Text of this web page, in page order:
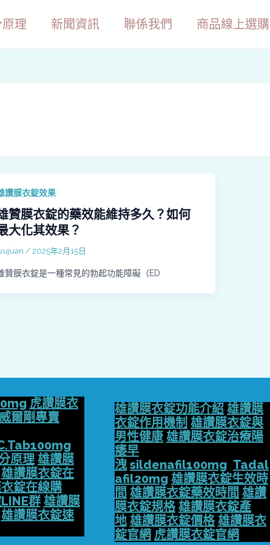
理 新聞資訊 聯係我們 商品線上選購
讚膜衣錠效果
贊膜衣錠的藥效能維持多久？如何
大化其效果？
/2025年2月15日
贊膜衣錠是一種常見的勃起功能障礙（ED
虎讚膜衣
爾剛專賣
原理 雄讚膜
雄讚膜衣錠在
錠在線購
群 雄讚膜
雄讚膜衣錠速
雄讚膜衣錠功能介紹 雄讚膜
衣錠作用機制 雄讚膜衣錠與
男性健康 雄讚膜衣錠治療陽
痿早
洩 sildenafil100mg Tadal
afil20mg 雄讚膜衣錠生效時
間 雄讚膜衣錠藥效時間 雄讚
膜衣錠規格 雄讚膜衣錠產
地 雄讚膜衣錠價格 雄讚膜衣
錠官網 虎讚膜衣錠官網